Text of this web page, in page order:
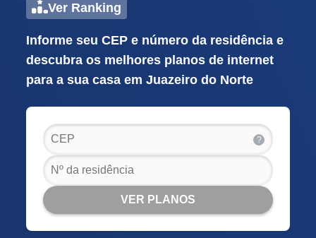
Ver Ranking
Informe seu CEP e número da residência e
descubra os melhores planos de internet
para a sua casa em Juazeiro do Norte
?
VER PLANOS